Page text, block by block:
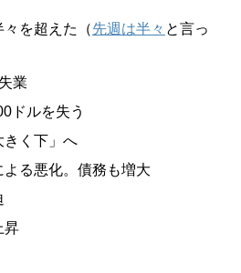
を超えた（先週は半々 と言っ
業
ドルを失う
く下」へ
る悪化。債務も増大
昇